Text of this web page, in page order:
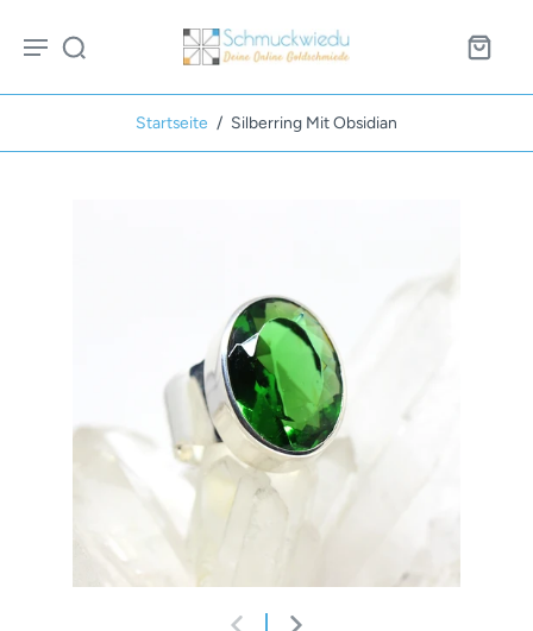
Startseite / Silberring Mit Obsidian